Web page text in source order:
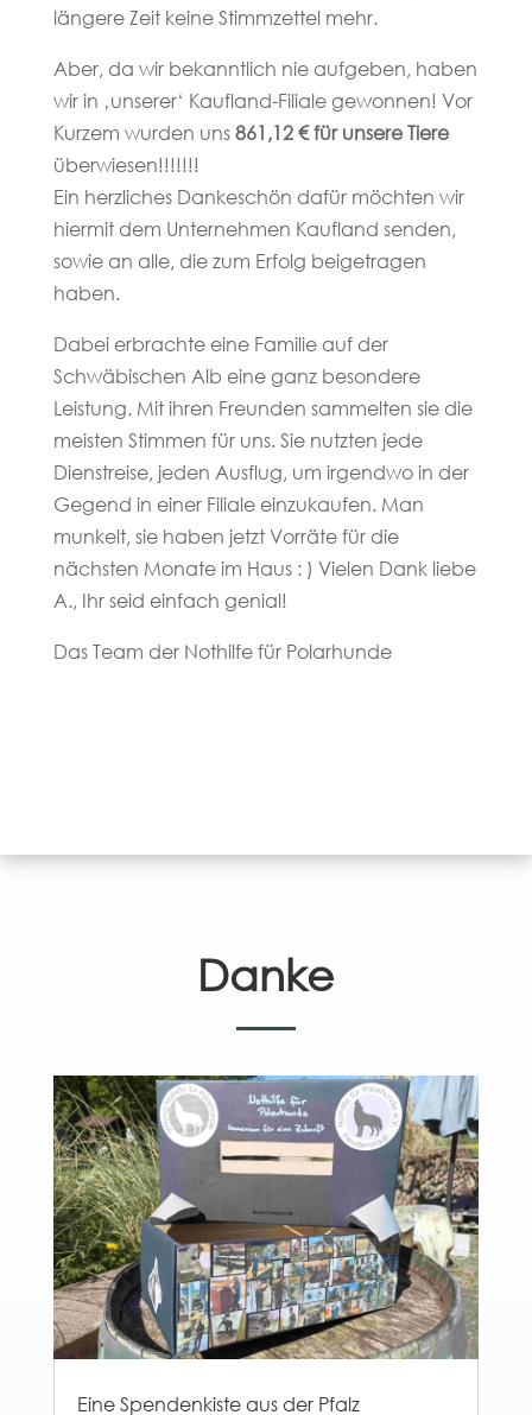
längere Zeit keine Stimmzettel mehr.
Aber, da wir bekanntlich nie aufgeben, haben
wir in ‚unserer‘ Kaufland-Filiale gewonnen! Vor
Kurzem wurden uns861,12 € für unsere Tiere
überwiesen!!!!!!!
Ein herzliches Dankeschön dafür möchten wir
hiermit dem Unternehmen Kaufland senden,
sowie an alle, die zum Erfolg beigetragen
haben.
Dabei erbrachte eine Familie auf der
Schwäbischen Alb eine ganz besondere
Leistung. Mit ihren Freunden sammelten sie die
meisten Stimmen für uns. Sie nutzten jede
Dienstreise, jeden Ausflug, um irgendwo in der
Gegend in einer Filiale einzukaufen. Man
munkelt, sie haben jetzt Vorräte für die
nächsten Monate im Haus : ) Vielen Dank liebe
A., Ihr seid einfach genial!
Das Team der Nothilfe für Polarhunde
Danke
Eine Spendenkiste aus der Pfalz